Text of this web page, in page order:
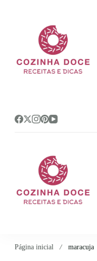
Página inicial maracuja